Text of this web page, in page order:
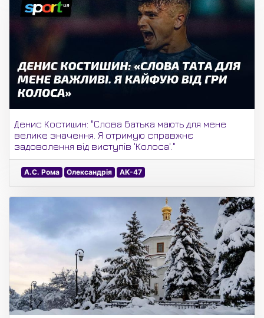
Денис Костишин: "Слова батька мають для мене
велике значення. Я отримую справжнє
задоволення від виступів 'Колоса'."
А.С. Рома Олександрія АК-47